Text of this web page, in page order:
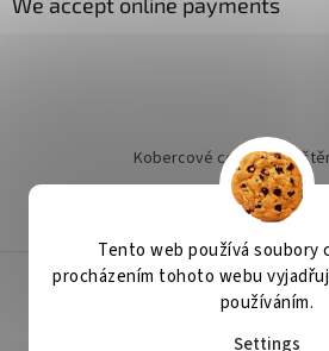
Tento web používá soubory
procházením tohoto webu
používáním.
Settings
Kobercové centrum
Jak objednat
Created by